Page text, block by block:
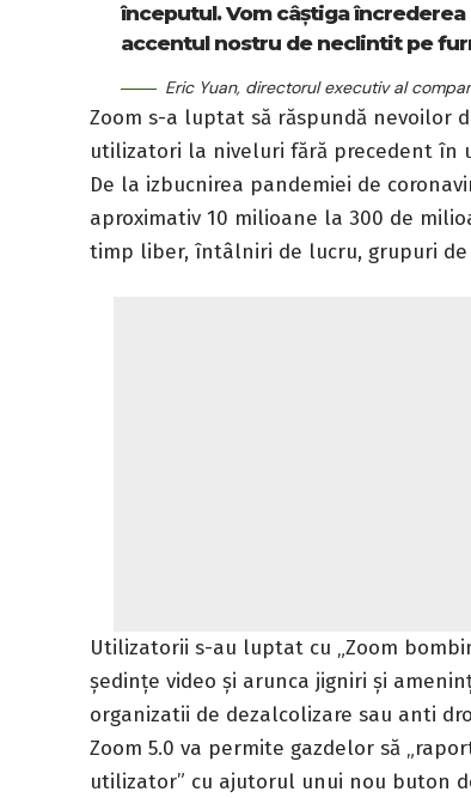
începutul. Vom câștiga
accentul nostru de neclintit pe
Eric Yuan, directorul executiv al
Zoom s-a luptat să răspundă nevoilor
utilizatori la niveluri fără precedent în
De la izbucnirea pandemiei de
aproximativ 10 milioane la 300 de
timp liber, întâlniri de lucru, grupuri
Utilizatorii s-au luptat cu „Zoom
ședințe video și arunca jigniri și
organizatii de dezalcolizare sau anti
Zoom 5.0 va permite gazdelor să
utilizator” cu ajutorul unui nou buton